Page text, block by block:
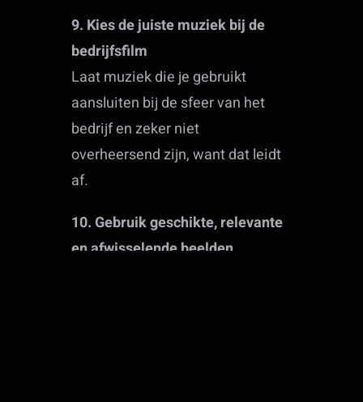
9. Kies de juiste muziek bij de
bedrijfsfilm
Laat muziek die je gebruikt
aansluiten bij de sfeer van het
bedrijf en zeker niet
overheersend zijn, want dat leidt
af.
10. Gebruik geschikte, relevante
en afwisselende beelden